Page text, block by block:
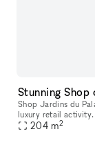
Shop Jardins du
luxury retail activity.
204 m2